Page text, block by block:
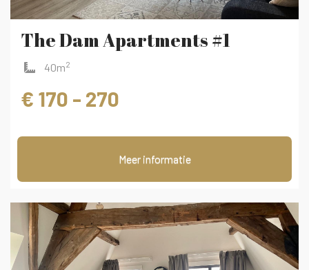
The Dam Apartments #1
40m2
€ 170 - 270
Meer informatie